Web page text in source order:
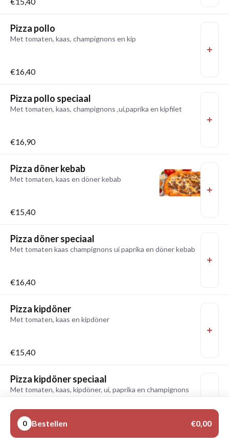
Pizza pollo
Met tomaten, kaas, champignons en kip
€16,40
Pizza pollo speciaal
Met tomaten, kaas, champignons ,ui,paprika en kipfilet
€16,90
Pizza döner kebab
Met tomaten, kaas en döner kebab
€15,40
Pizza döner speciaal
Met tomaten kaas champignons ui paprika en döner kebab
€16,40
Pizza kipdöner
Met tomaten, kaas en kipdöner
€15,40
Pizza kipdöner speciaal
Met tomaten, kaas, kipdöner, ui, paprika en champignons
€16,40
0 Bestellen €0,00